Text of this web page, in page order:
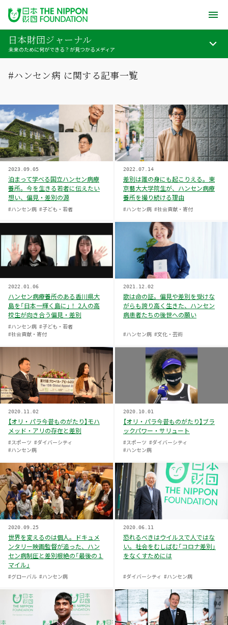
日本財団ジャーナル
未来のために何ができる？が見つかるメディア
#ハンセン病 に関する記事一覧
泊まって学べる国立ハンセン病療
養所。今を生きる若者に伝えたい
想い、偏見・差別の源
2023.09.05
#ハンセン病 #子ども・若者
差別は誰の身にも起こりえる。東
京藝大大学院生が、ハンセン病療
養所を撮り続ける理由
2022.07.14
#ハンセン病 #社会貢献・寄付
ハンセン病療養所のある香川県大
島を「日本一輝く島に」！ 2人の高
校生が向き合う偏見・差別
2022.01.06
#ハンセン病 #子ども・若者
#社会貢献・寄付
歌は命の証。偏見や差別を受けな
がらも誇り高く生きた、ハンセン
病患者たちの後世への願い
2021.12.02
#ハンセン病 #文化・芸術
【オリ・パラ今昔ものがたり】モハ
メッド・アリの存在と差別
2020.11.02
#スポーツ #ダイバーシティ
#ハンセン病
【オリ・パラ今昔ものがたり】ブラ
ックパワー・サリュート
2020.10.01
#スポーツ #ダイバーシティ
#ハンセン病
世界を変えるのは個人。ドキュメ
ンタリー映画監督が追った、ハン
セン病制圧と差別根絶の「最後の１
マイル」
2020.09.25
#グローバル #ハンセン病
恐れるべきはウイルスで人ではな
い。社会をむしばむ「コロナ差別」
をなくすためには
2020.06.11
#ダイバーシティ #ハンセン病